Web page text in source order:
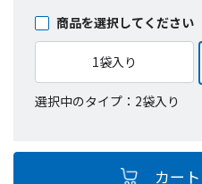
商品を選択してください
1袋入り
選択中のタイプ：2袋入り